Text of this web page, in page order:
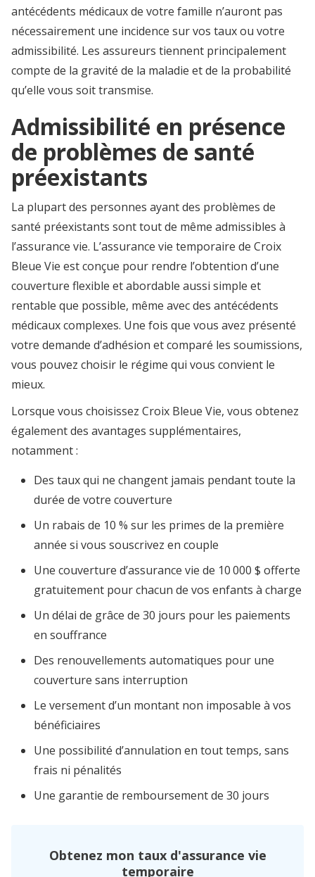
antécédents médicaux de votre famille n’auront pas
nécessairement une incidence sur vos taux ou votre
admissibilité. Les assureurs tiennent principalement
compte de la gravité de la maladie et de la probabilité
qu’elle vous soit transmise.
Admissibilité en présence
de problèmes de santé
préexistants
La plupart des personnes ayant des problèmes de
santé préexistants sont tout de même admissibles à
l’assurance vie. L’assurance vie temporaire de Croix
Bleue Vie est conçue pour rendre l’obtention d’une
couverture flexible et abordable aussi simple et
rentable que possible, même avec des antécédents
médicaux complexes. Une fois que vous avez présenté
votre demande d’adhésion et comparé les soumissions,
vous pouvez choisir le régime qui vous convient le
mieux.
Lorsque vous choisissez Croix Bleue Vie, vous obtenez
également des avantages supplémentaires,
notamment :
Des taux qui ne changent jamais pendant toute la
durée de votre couverture
Un rabais de 10 % sur les primes de la première
année si vous souscrivez en couple
Une couverture d’assurance vie de 10 000 $ offerte
gratuitement pour chacun de vos enfants à charge
Un délai de grâce de 30 jours pour les paiements
en souffrance
Des renouvellements automatiques pour une
couverture sans interruption
Le versement d’un montant non imposable à vos
bénéficiaires
Une possibilité d’annulation en tout temps, sans
frais ni pénalités
Une garantie de remboursement de 30 jours
Obtenez mon taux d'assurance vie
temporaire